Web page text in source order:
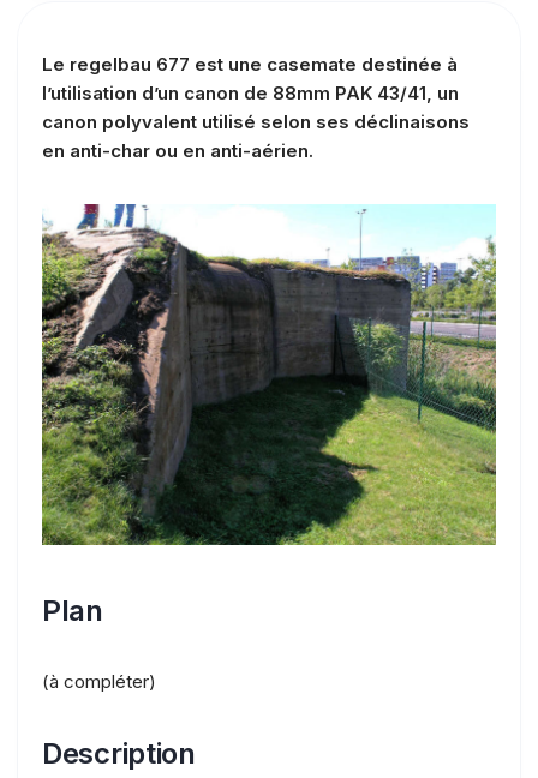
Le regelbau 677 est une casemate destinée à
l’utilisation d’un canon de 88mm PAK 43/41, un
canon polyvalent utilisé selon ses déclinaisons
en anti-char ou en anti-aérien.
Plan
(à compléter)
Description